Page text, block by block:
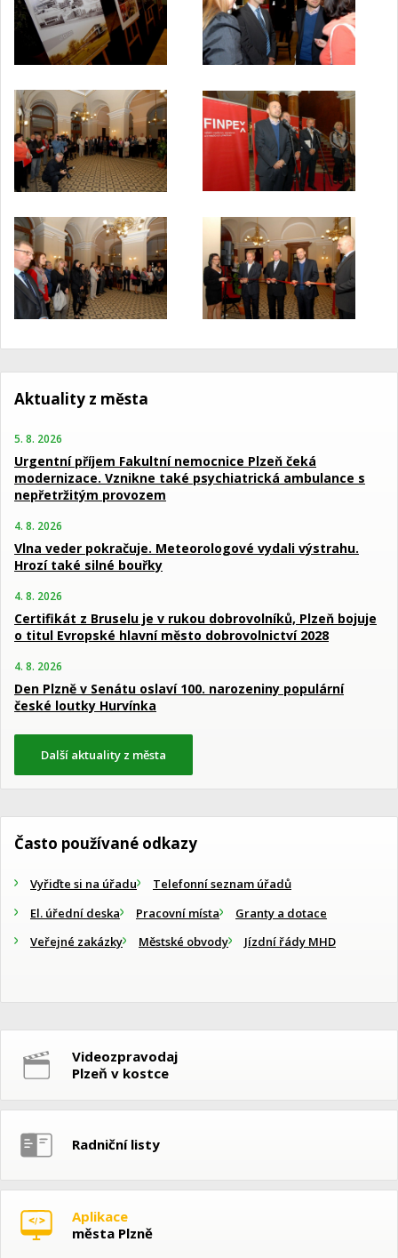
Aktuality z města
5. 8. 2026
Urgentní příjem Fakultní nemocnice Plzeň čeká
modernizace. Vznikne také psychiatrická ambulance s
nepřetržitým provozem
4. 8. 2026
Vlna veder pokračuje. Meteorologové vydali výstrahu.
Hrozí také silné bouřky
4. 8. 2026
Certifikát z Bruselu je v rukou dobrovolníků, Plzeň bojuje
o titul Evropské hlavní město dobrovolnictví 2028
4. 8. 2026
Den Plzně v Senátu oslaví 100. narozeniny populární
české loutky Hurvínka
Další aktuality z města
Často používané odkazy
Vyřiďte si na úřadu
Telefonní seznam úřadů
El. úřední deska
Pracovní místa
Granty a dotace
Veřejné zakázky
Městské obvody Jízdní řády MHD
Videozpravodaj
Plzeň v kostce
Radniční listy
Aplikace
města Plzně